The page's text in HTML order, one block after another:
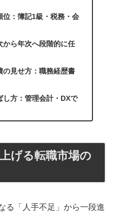
：簿記1級・税務・会
から年次へ段階的に任
の見せ方：職務経歴書
方：管理会計・DXで
げる転職市場の
る「人手不足」から一段進